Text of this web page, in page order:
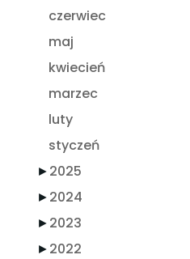
czerwiec
maj
kwiecień
marzec
luty
styczeń
►2025
►2024
►2023
►2022